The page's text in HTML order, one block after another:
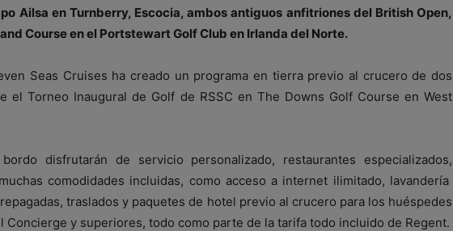
Ailsa en Turnberry, Escocia, ambos antiguos anfitriones del British Open,
Course en el Portstewart Golf Club en Irlanda del Norte.
Seas Cruises ha creado un programa en tierra previo al crucero de dos
el Torneo Inaugural de Golf de RSSC en The Downs Golf Course en West
disfrutarán de servicio personalizado, restaurantes especializados,
comodidades incluidas, como acceso a internet ilimitado, lavandería
traslados y paquetes de hotel previo al crucero para los huéspedes
Concierge y superiores, todo como parte de la tarifa todo incluido de Regent.